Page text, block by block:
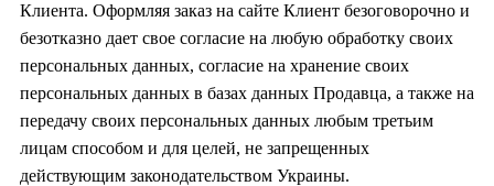
Клиента. Оформляя заказ на сайте Клиент безоговорочно и
безотказно дает свое согласие на любую обработку своих
персональных данных, согласие на хранение своих
персональных данных в базах данных Продавца, а также на
передачу своих персональных данных любым третьим
лицам способом и для целей, не запрещенных
действующим законодательством Украины.